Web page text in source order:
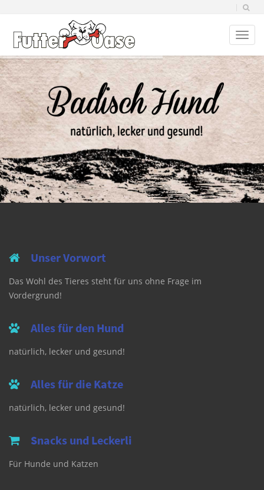
Unser Vorwort
Das Wohl des Tieres steht für uns ohne Frage im
Vordergrund!
Alles für den Hund
natürlich, lecker und gesund!
Alles für die Katze
natürlich, lecker und gesund!
Snacks und Leckerli
Für Hunde und Katzen